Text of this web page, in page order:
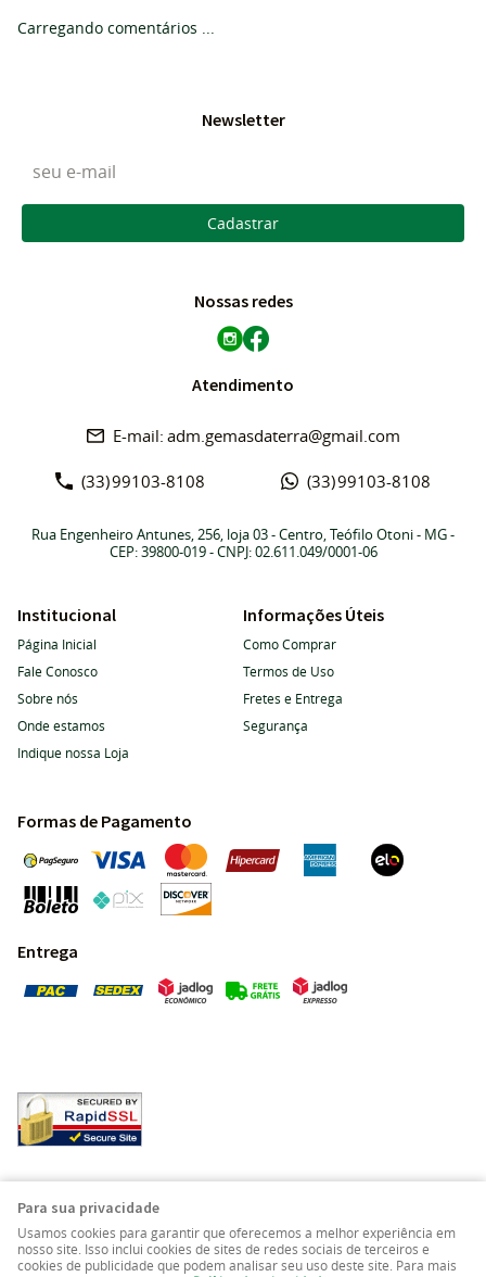
Carregando comentários ...
Newsletter
Cadastrar
Nossas redes
Atendimento
(33)99103-8108 (33)99103-8108
adm.gemasdaterra@gmail.com
Rua Engenheiro Antunes, 256, loja 03-Centro, Teófilo Otoni- MG-
CEP: 39800-019- CNPJ: 02.611.049/0001-06
Institucional
Página Inicial
Fale Conosco
Sobre nós
Onde estamos
Indique nossa Loja
Informações Úteis
Como Comprar
Termos de Uso
Fretes e Entrega
Segurança
Formas de Pagamento
Entrega
LOJA VIRTUAL CRIADA POR
Para sua privacidade
Usamos cookies para garantir que oferecemos a melhor experiência em
nosso site. Isso inclui cookies de sites de redes sociais de terceiros e
cookies de publicidade que podem analisar seu uso deste site. Para mais